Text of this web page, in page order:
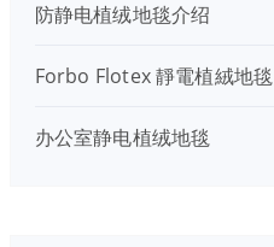
防静电植绒地毯介绍
Forbo Flotex 靜電植絨地毯
办公室静电植绒地毯